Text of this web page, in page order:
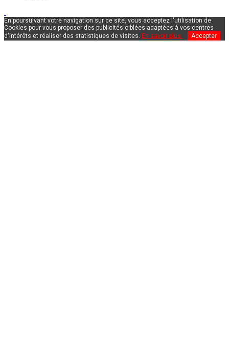
En poursuivant votre navigation sur ce site, vous acceptez l'utilisation de
Cookies pour vous proposer des publicités ciblées adaptées à vos centres
d'intérêts et réaliser des statistiques de visites. En savoir plus. Accepter